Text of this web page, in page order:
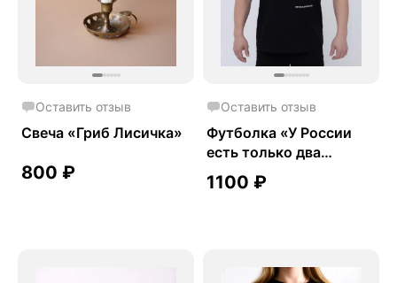
Оставить отзыв
Свеча «Гриб Лисичка»
800 ₽
Оставить отзыв
Футболка «У России
есть только два
союзника»
1100 ₽